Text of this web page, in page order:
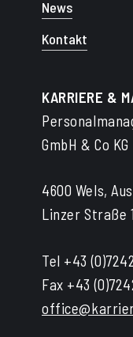
News
Kontakt
KARRIERE &
GmbH & Co KG
4600 Wels,
Linzer Straße
Tel +43
Fax +43